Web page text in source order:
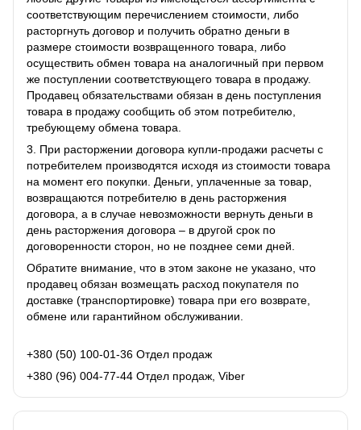
соответствующим перечислением стоимости, либо
расторгнуть договор и получить обратно деньги в
размере стоимости возвращенного товара, либо
осуществить обмен товара на аналогичный при первом
же поступлении соответствующего товара в продажу.
Продавец обязательствами обязан в день поступления
товара в продажу сообщить об этом потребителю,
требующему обмена товара.
3. При расторжении договора купли-продажи расчеты с
потребителем производятся исходя из стоимости товара
на момент его покупки. Деньги, уплаченные за товар,
возвращаются потребителю в день расторжения
договора, а в случае невозможности вернуть деньги в
день расторжения договора – в другой срок по
договоренности сторон, но не позднее семи дней.
Обратите внимание, что в этом законе не указано, что
продавец обязан возмещать расход покупателя по
доставке (транспортировке) товара при его возврате,
обмене или гарантийном обслуживании.
+380 (50) 100-01-36 Отдел продаж
+380 (96) 004-77-44 Отдел продаж, Viber